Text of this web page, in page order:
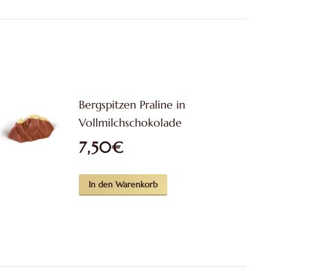
Bergspitzen Praline in
Vollmilchschokolade
7,50€
In den Warenkorb